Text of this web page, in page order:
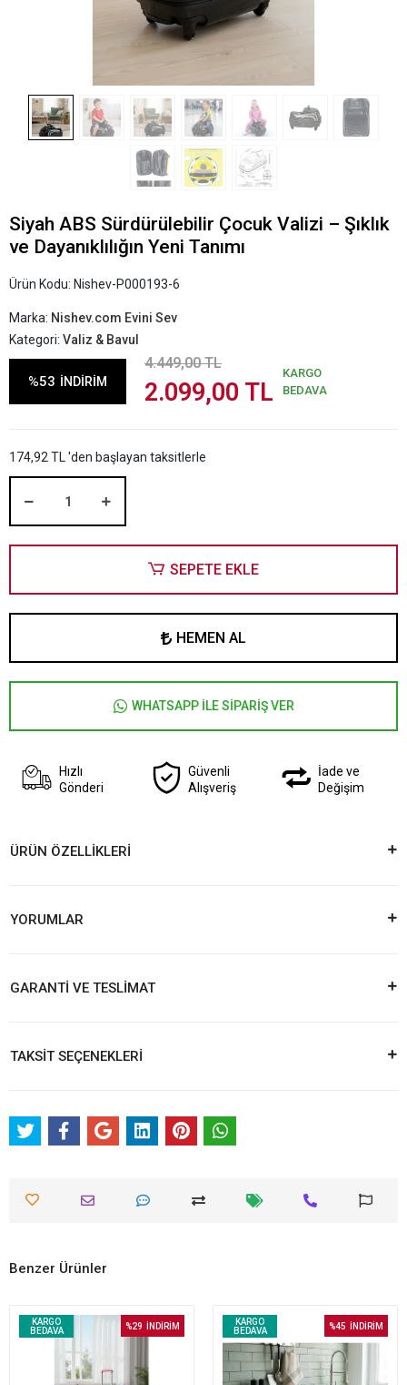
Siyah ABS Sürdürülebilir Çocuk Valizi – Şıklık
ve Dayanıklılığın Yeni Tanımı
Ürün Kodu: Nishev-P000193-6
Marka: Nishev.com Evini Sev
Kategori: Valiz & Bavul
%53 İNDİRİM
4.449,00 TL
2.099,00 TL
KARGO
BEDAVA
174,92 TL 'den başlayan taksitlerle
SEPETE EKLE
HEMEN AL
WHATSAPP İLE SİPARİŞ VER
Hızlı
Gönderi
Güvenli
Alışveriş
İade ve
Değişim
ÜRÜN ÖZELLİKLERİ
YORUMLAR
GARANTİ VE TESLİMAT
TAKSİT SEÇENEKLERİ
Benzer Ürünler
KARGO
BEDAVA
%29 İNDİRİM
KARGO
BEDAVA
%45 İNDİRİM